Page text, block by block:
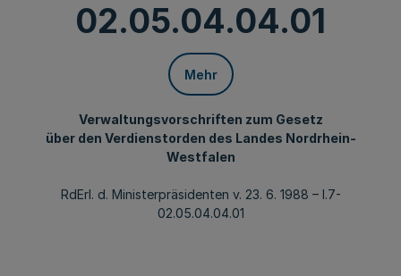
02.05.04.04.01
Mehr
Verwaltungsvorschriften zum Gesetz
über den Verdienstorden des Landes Nordrhein-
Westfalen
RdErl. d. Ministerpräsidenten v. 23. 6. 1988 – I.7-
02.05.04.04.01